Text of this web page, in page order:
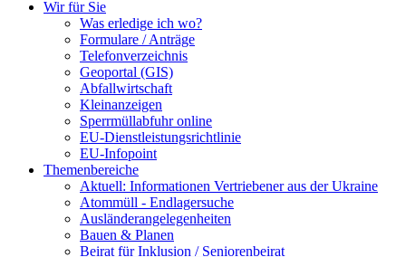
Wir für Sie
Was erledige ich wo?
Formulare / Anträge
Telefonverzeichnis
Geoportal (GIS)
Abfallwirtschaft
Kleinanzeigen
Sperrmüllabfuhr online
EU-Dienstleistungsrichtlinie
EU-Infopoint
Themenbereiche
Aktuell: Informationen Vertriebener aus der Ukraine
Atommüll - Endlagersuche
Ausländerangelegenheiten
Bauen & Planen
Beirat für Inklusion / Seniorenbeirat